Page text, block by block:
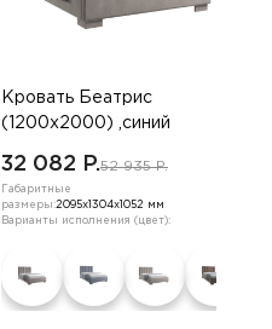
Кровать Беатрис
(1200х2000) ,синий
32 082 P.52 935 P.
Габаритные
размеры:2095х1304х1052 мм
Варианты исполнения (цвет):